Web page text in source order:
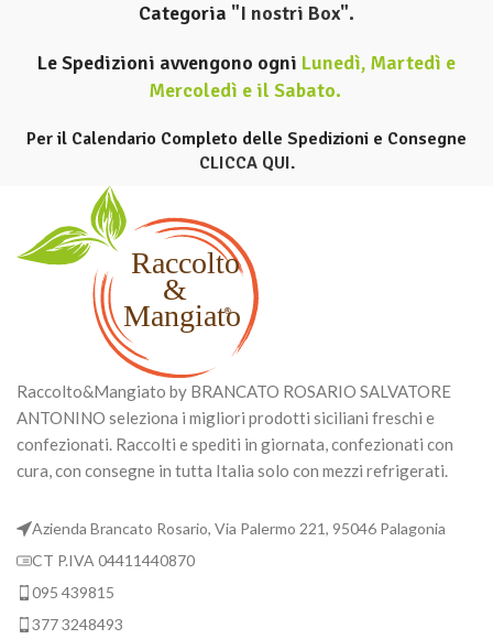
Categoria "I nostri Box".
Le Spedizioni avvengono ogni Lunedì, Martedì e
Mercoledì e il Sabato.
Per il Calendario Completo delle Spedizioni e Consegne
CLICCA QUI.
Raccolto&Mangiato by BRANCATO ROSARIO SALVATORE
ANTONINO seleziona i migliori prodotti siciliani freschi e
confezionati. Raccolti e spediti in giornata, confezionati con
cura, con consegne in tutta Italia solo con mezzi refrigerati.
Azienda Brancato Rosario, Via Palermo 221, 95046 Palagonia
CT P.IVA 04411440870
095 439815
377 3248493